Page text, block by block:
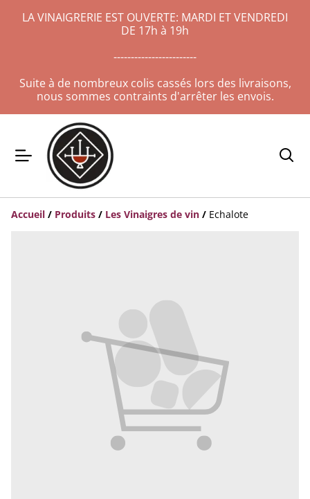
LA VINAIGRERIE EST OUVERTE: MARDI ET VENDREDI
DE 17h à 19h
------------------------
Suite à de nombreux colis cassés lors des livraisons,
nous sommes contraints d'arrêter les envois.
Accueil / Produits / Les Vinaigres de vin / Echalote